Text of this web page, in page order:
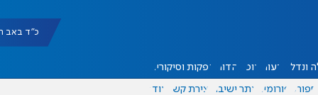
כ"ד באב תשפ"ו
ונדל"ן דעות אוכל יהדות הפקות וסיקורים
ספורט פורומים אתר ישיבה יצירת קשר עוד